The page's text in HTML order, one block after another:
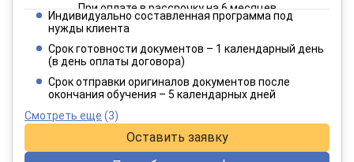
При оплате в рассрочку на 6 месяцев
4 949 руб. / 8 249 руб.
При оплате в рассрочку на 12 месяцев
Индивидуально составленная программа под
нужды клиента
Срок готовности документов – 1 календарный день
(в день оплаты договора)
Срок отправки оригиналов документов после
окончания обучения – 5 календарных дней
Смотреть еще (3)
Оставить заявку